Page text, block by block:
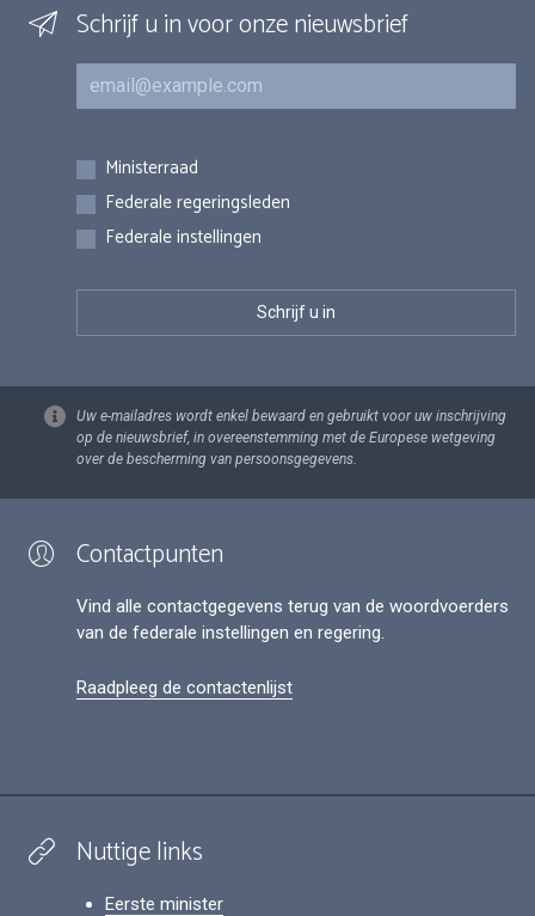
Schrijf u in voor onze nieuwsbrief
E-mail
Inschrijvingen
Ministerraad
Federale regeringsleden
Federale instellingen
Uw e-mailadres wordt enkel bewaard en gebruikt voor uw inschrijving
op de nieuwsbrief, in overeenstemming met de Europese wetgeving
over de bescherming van persoonsgegevens.
Contactpunten
Vind alle contactgegevens terug van de woordvoerders
van de federale instellingen en regering.
Raadpleeg de contactenlijst
Nuttige links
Eerste minister